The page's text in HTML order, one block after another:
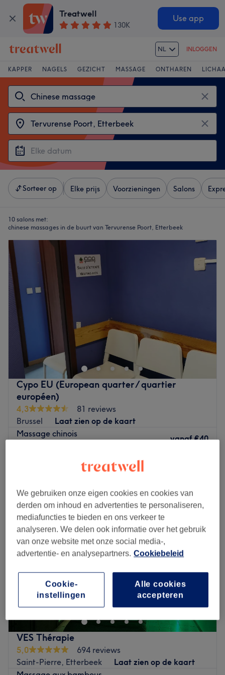
Treatwell
130K
Use app
NL INLOGGEN
KAPPER NAGELS GEZICHT MASSAGE ONTHAREN
Sorteer op Elke prijs Voorzieningen Salons
10 salons met:
chinese massages in de buurt van Tervurense Poort, Etterbeek
Cypo EU (European quarter / quartier
européen)
4,3
81 reviews
Brussel
Laat zien op de kaart
Massage chinois
vanaf €40
Dinsdag
11:00–21:00
Woensdag
11:00–21:00
Donderdag
11:00
Vrijdag
11:00–21:00
Zaterdag
11:00
Zondag
11:00–21:00
Cypo EU (European quarter / quartier européen) est un
centre de bien-être et de massages installé à dans le
Quartier Européen. Poussez les portes d'un lieu où
détente et relaxation riment avec bien-être et profitez de
soins relaxants le temps d'un instant. C'est le moment
idéal pour lâcher prise et se reconnecter avec soi-même.
Transport public le plus proche :
VES Thérapie
5,0
694 reviews
Saint-Pierre, Etterbeek
Laat zien op de kaart
We gebruiken onze eigen cookies en cookies van
derden om inhoud en advertenties te personaliseren,
mediafuncties te bieden en ons verkeer te
analyseren. We delen ook informatie over het gebruik
van onze website met onze social media-,
advertentie- en analysepartners. Cookiebeleid
Alle cookies
accepteren
Cookie-
instellingen